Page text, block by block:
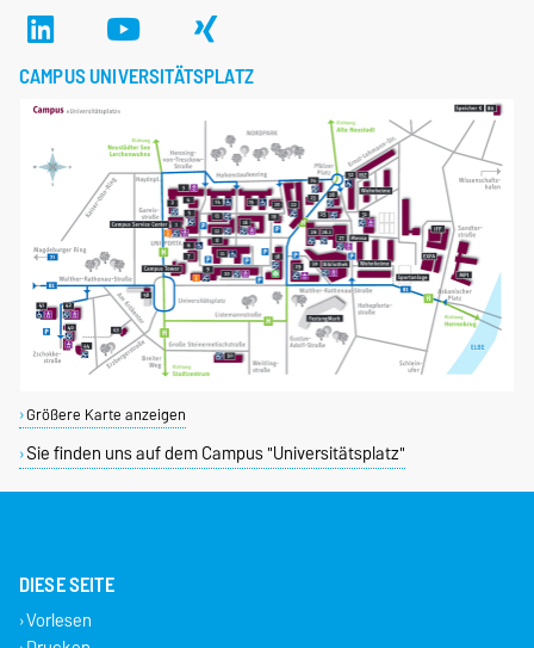
CAMPUS UNIVERSITÄTSPLATZ
Größere Karte anzeigen
Sie finden uns auf dem Campus "Universitätsplatz"
DIESE SEITE
Vorlesen